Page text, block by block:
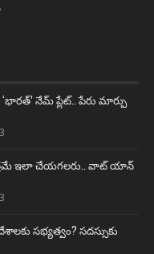
నేమ్ ప్లేట్‌.. పేరు మార్పు
ఇలా చేయగలరు.. వాట్ యాన్
సభ్యత్వం? సదస్సుకు